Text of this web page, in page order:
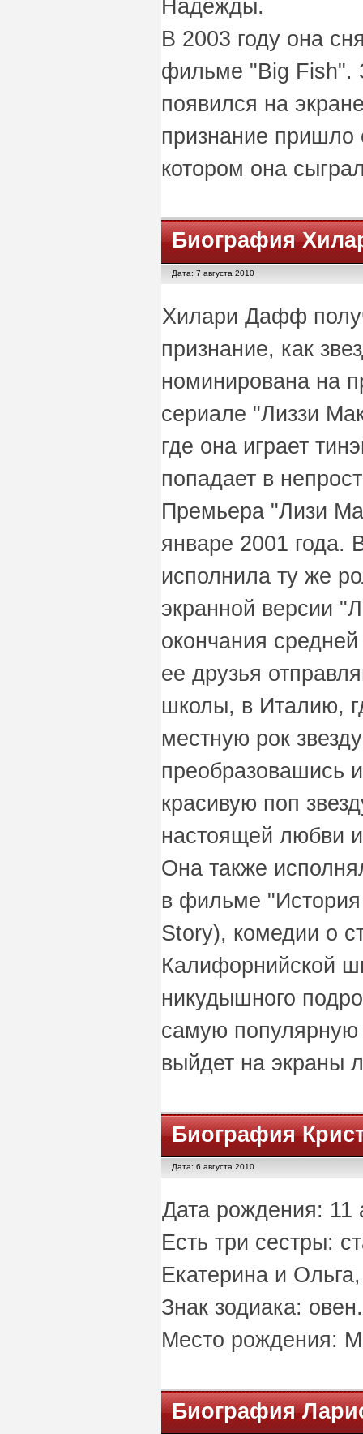
Надежды.
В 2003 году она
фильме "Big Fish".
появился на
признание пришло
котором она
Биография
Дата: 7 августа 2010
Хилари Дафф
признание, как
номинирована на
сериале "Лиззи
где она играет
попадает в
Премьера "Лизи
январе 2001
исполнила ту же
экранной версии
окончания
ее друзья
школы, в Италию,
местную рок
преобразовашись
красивую поп
настоящей любви
Она также
в фильме
Story), комедии о
Калифорнийской
никудышного
самую
выйдет на экраны
Биография
Дата: 6 августа 2010
Дата рождения: 11
Есть три сестры:
Екатерина и
Знак зодиака: овен.
Место рождения:
Биография